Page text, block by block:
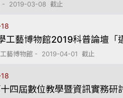
- 2019-03-08 截止
工藝博物館2019科普論壇「
藝博物館 - 2019-04-01 截止
四屆數位教學暨資訊實務研